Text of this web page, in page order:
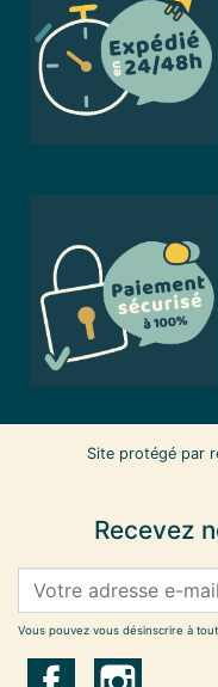
Site protégé par
Recevez
Vous pouvez vous désinscrire à tout